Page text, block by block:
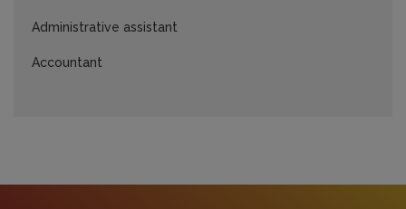
Administrative assistant
Accountant